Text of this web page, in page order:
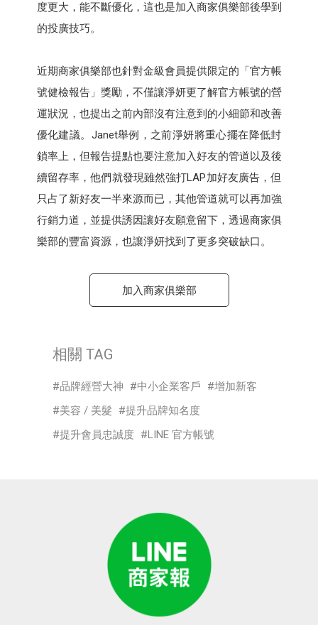
度更大，能不斷優化，這也是加入商家俱樂部後學到
的投廣技巧。
近期商家俱樂部也針對金級會員提供限定的「官方帳
號健檢報告」獎勵，不僅讓淨妍更了解官方帳號的營
運狀況，也提出之前內部沒有注意到的小細節和改善
優化建議。Janet舉例，之前淨妍將重心擺在降低封
鎖率上，但報告提點也要注意加入好友的管道以及後
續留存率，他們就發現雖然強打LAP加好友廣告，但
只占了新好友一半來源而已，其他管道就可以再加強
行銷力道，並提供誘因讓好友願意留下，透過商家俱
樂部的豐富資源，也讓淨妍找到了更多突破缺口。
加入商家俱樂部
相關 TAG
品牌經營大神 中小企業客戶
增加新客
美容 / 美髮
提升品牌知名度
提升會員忠誠度
LINE 官方帳號